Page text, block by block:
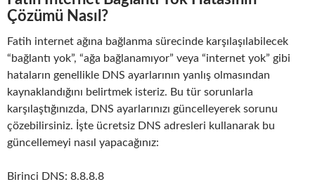
Çözümü Nasıl?
Fatih internet ağına bağlanma sürecinde karşılaşılabilecek
“bağlantı yok”, “ağa bağlanamıyor” veya “internet yok” gibi
hataların genellikle DNS ayarlarının yanlış olmasından
kaynaklandığını belirtmek isteriz. Bu tür sorunlarla
karşılaştığınızda, DNS ayarlarınızı güncelleyerek sorunu
çözebilirsiniz. İşte ücretsiz DNS adresleri kullanarak bu
güncellemeyi nasıl yapacağınız:
Birinci DNS: 8.8.8.8